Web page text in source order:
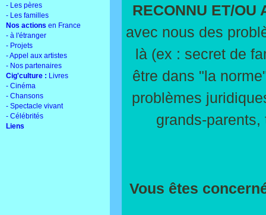
- Les pères
- Les familles
Nos actions en France
- à l'étranger
- Projets
- Appel aux artistes
- Nos partenaires
Cig'culture : Livres
- Cinéma
- Chansons
- Spectacle vivant
- Célébrités
Liens
RECONNU ET/OU
avec nous des
là (ex : secret de
être dans "la
problèmes
grands-
Vous êtes